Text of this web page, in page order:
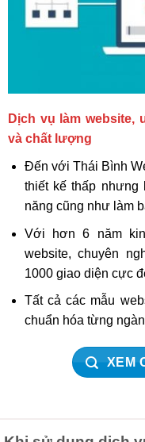
Dịch vụ làm website,
và chất lượng
Đến với Thái Bình
thiết kế thấp nhưng
năng cũng như làm
Với hơn 6 năm
website, chuyên
1000 giao diện cực
Tất cả các mẫu
chuẩn hóa từng
XEM